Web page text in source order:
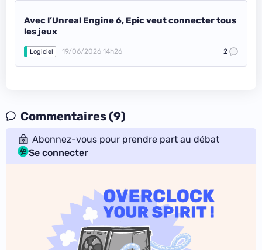
Avec l’Unreal Engine 6, Epic veut connecter tous
les jeux
Logiciel 19/06/2026 14h26 2
Commentaires (9)
Abonnez-vous pour prendre part au débat
Se connecter